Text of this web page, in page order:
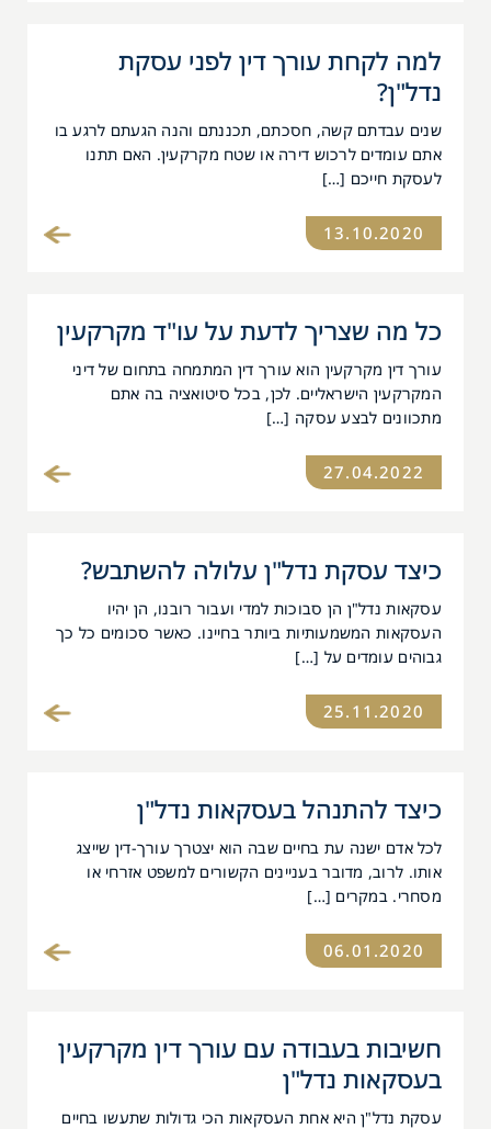
למה לקחת עורך דין לפני עסקת
נדל"ן?
שנים עבדתם קשה, חסכתם, תכננתם והנה הגעתם לרגע בו
אתם עומדים לרכוש דירה או שטח מקרקעין. האם תתנו
לעסקת חייכם […]
13.10.2020
כל מה שצריך לדעת על עו"ד מקרקעין
עורך דין מקרקעין הוא עורך דין המתמחה בתחום של דיני
המקרקעין הישראליים. לכן, בכל סיטואציה בה אתם
מתכוונים לבצע עסקה […]
27.04.2022
כיצד עסקת נדל"ן עלולה להשתבש?
עסקאות נדל"ן הן סבוכות למדי ועבור רובנו, הן יהיו
העסקאות המשמעותיות ביותר בחיינו. כאשר סכומים כל כך
גבוהים עומדים על […]
25.11.2020
כיצד להתנהל בעסקאות נדל"ן
לכל אדם ישנה עת בחיים שבה הוא יצטרך עורך-דין שייצג
אותו. לרוב, מדובר בעניינים הקשורים למשפט אזרחי או
מסחרי. במקרים […]
06.01.2020
חשיבות בעבודה עם עורך דין מקרקעין
בעסקאות נדל"ן
עסקת נדל"ן היא אחת העסקאות הכי גדולות שתעשו בחיים